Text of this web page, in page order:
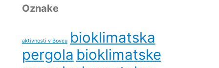
Oznake
aktivnosti v Bovcu bioklimatska
pergola bioklimatske